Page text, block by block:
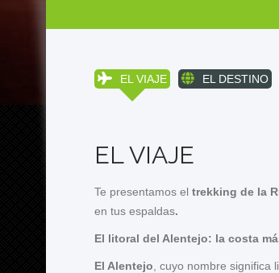
EL VIAJE EL DESTINO
EL VIAJE
Te presentamos el trekking de la
en tus espaldas.
El litoral del Alentejo: la costa
El Alentejo , cuyo nombre